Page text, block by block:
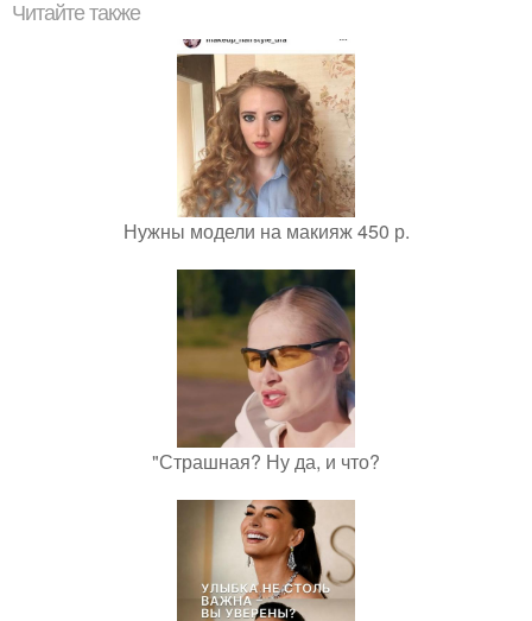
Читайте также
Нужны модели на макияж 450 р.
"Страшная? Ну да, и что?